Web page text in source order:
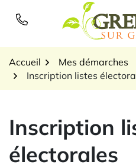
Accueil
Mes démarches
Inscription listes
Inscription
électorales